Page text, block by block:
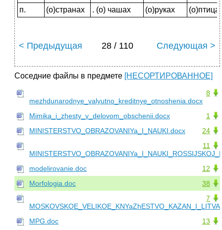
п.
(о)странах . (о) чашах (о)руках
< Предыдущая 28 / 110 Следующая >
Соседние файлы в предмете [НЕСОРТИРОВАННОЕ]
8
mezhdunarodnye_valyutno_kreditnye_otnoshenia.docx
1
Mimika_i_zhesty_v_delovom_obschenii.docx
24
MINISTERSTVO_OBRAZOVANIYa_I_NAUKI.docx
11
12
modelirovanie.doc
38
Morfologia.doc
7
13
MPG.doc